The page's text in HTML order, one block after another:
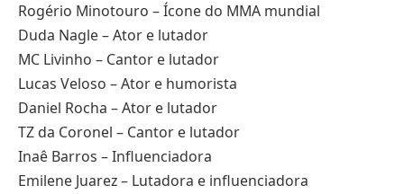
Rogério Minotouro – Ícone do MMA mundial
Duda Nagle – Ator e lutador
MC Livinho – Cantor e lutador
Lucas Veloso – Ator e humorista
Daniel Rocha – Ator e lutador
TZ da Coronel – Cantor e lutador
Inaê Barros – Influenciadora
Emilene Juarez – Lutadora e influenciadora